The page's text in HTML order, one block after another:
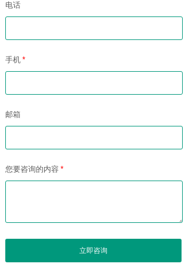
电话
手机 *
邮箱
您要咨询的内容 *
立即咨询